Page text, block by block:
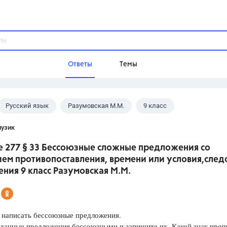
Ответы Темы
Домашнее задание
9 класс,
Разумовская М.М.,
Русский язык Разумовская М.М. 9 класс
277 § 33 Бессоюзные сложные предложения со
противопоставления, времени или
9 класс Разумовская М.М.
бессоюзные предложения.